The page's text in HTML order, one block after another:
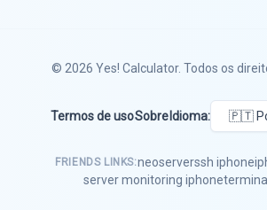
© 2026 Yes! Calculator. Todos os
Termos de usoSobre Idioma:
FRIENDS LINKS:neoserverssh iphone
server monitoring iphone